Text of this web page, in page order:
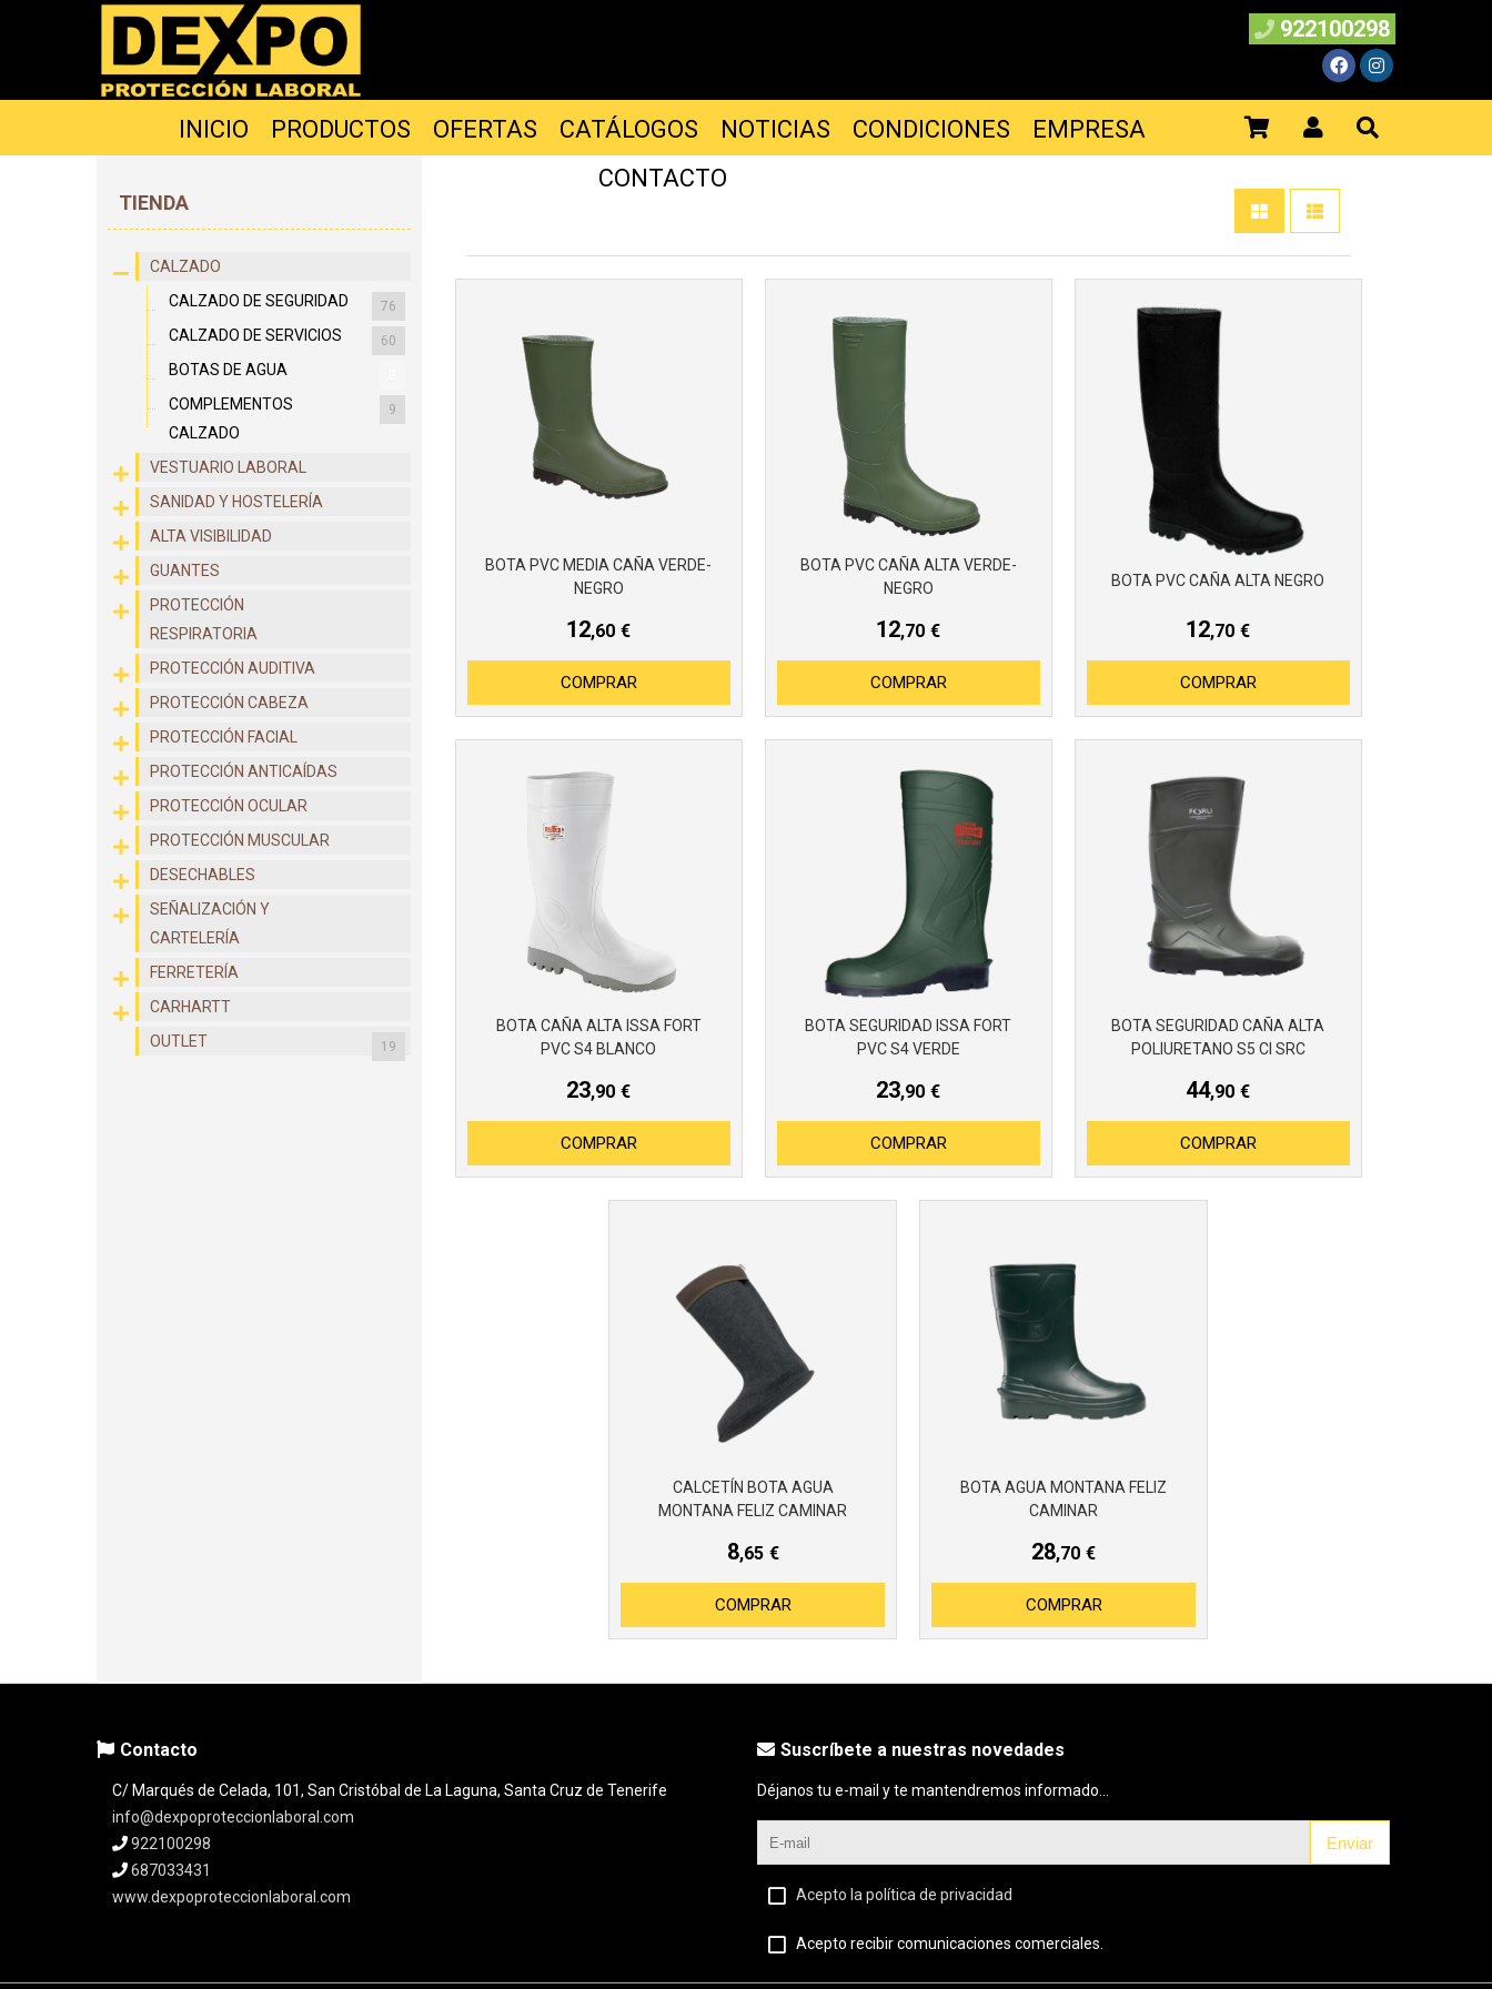
922100298
INICIO PRODUCTOS OFERTAS CATÁLOGOS NOTICIAS CONDICIONES
EMPRESA
CONTACTO
TIENDA
CALZADO
CALZADO DE SEGURIDAD
76
CALZADO DE SERVICIOS 60
BOTAS DE AGUA
COMPLEMENTOS
CALZADO
9
VESTUARIO LABORAL
SANIDAD Y HOSTELERÍA
ALTA VISIBILIDAD
GUANTES
PROTECCIÓN
RESPIRATORIA
PROTECCIÓN AUDITIVA
PROTECCIÓN CABEZA
PROTECCIÓN FACIAL
PROTECCIÓN ANTICAÍDAS
PROTECCIÓN OCULAR
PROTECCIÓN MUSCULAR
DESECHABLES
SEÑALIZACIÓN Y
CARTELERÍA
FERRETERÍA
CARHARTT
OUTLET
19
BOTA PVC MEDIA CAÑA VERDE-
NEGRO
12,60 €
COMPRAR
BOTA PVC CAÑA ALTA VERDE-
NEGRO
12,70 €
COMPRAR
BOTA PVC CAÑA ALTA NEGRO
12,70 €
COMPRAR
BOTA CAÑA ALTA ISSA FORT
PVC S4 BLANCO
23,90 €
COMPRAR
BOTA SEGURIDAD ISSA FORT
PVC S4 VERDE
23,90 €
COMPRAR
BOTA SEGURIDAD CAÑA ALTA
POLIURETANO S5 CI SRC
44,90 €
COMPRAR
CALCETÍN BOTA AGUA
MONTANA FELIZ CAMINAR
8,65 €
COMPRAR
BOTA AGUA MONTANA FELIZ
CAMINAR
28,70 €
COMPRAR
Contacto
C/ Marqués de Celada, 101, San Cristóbal de La Laguna, Santa Cruz de Tenerife
info@dexpoproteccionlaboral.com
922100298
687033431
www.dexpoproteccionlaboral.com
Suscríbete a nuestras novedades
Déjanos tu e-mail y te mantendremos informado...
Enviar
Acepto la política de privacidad
Acepto recibir comunicaciones comerciales.